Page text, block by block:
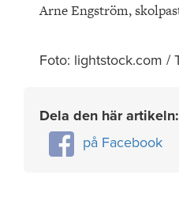
Arne Engström,
Foto: lightstock.com /
Dela den här artikeln:
på Facebook